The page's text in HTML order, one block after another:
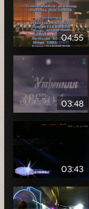
04:55
03:48
03:43